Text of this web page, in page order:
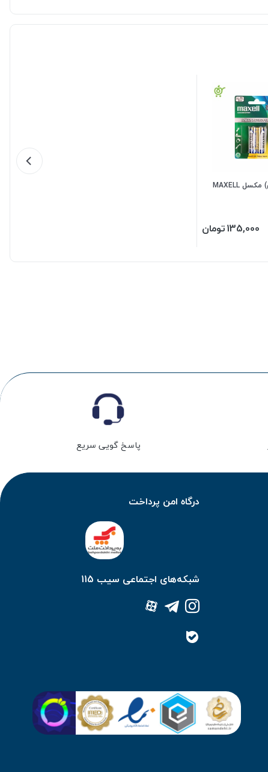
باطری (2 عددی) مکسل MAXELL
135,000تومان
پاسخ گویی سریع
درگاه امن پرداخت
شبکه‌های اجتماعی سیب 115